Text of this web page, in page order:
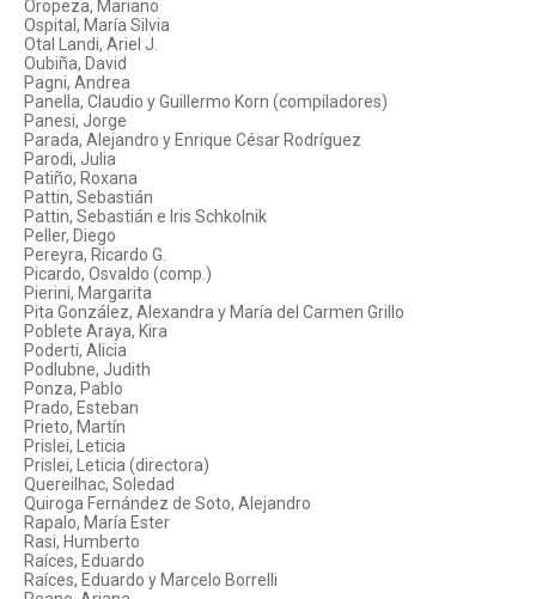
Oropeza, Mariano
Ospital, María Silvia
Otal Landi, Ariel J.
Oubiña, David
Pagni, Andrea
Panella, Claudio y Guillermo Korn (compiladores)
Panesi, Jorge
Parada, Alejandro y Enrique César Rodríguez
Parodi, Julia
Patiño, Roxana
Pattin, Sebastián
Pattin, Sebastián e Iris Schkolnik
Peller, Diego
Pereyra, Ricardo G.
Picardo, Osvaldo (comp.)
Pierini, Margarita
Pita González, Alexandra y María del Carmen Grillo
Poblete Araya, Kira
Poderti, Alicia
Podlubne, Judith
Ponza, Pablo
Prado, Esteban
Prieto, Martín
Prislei, Leticia
Prislei, Leticia (directora)
Quereilhac, Soledad
Quiroga Fernández de Soto, Alejandro
Rapalo, María Ester
Rasi, Humberto
Raíces, Eduardo
Raíces, Eduardo y Marcelo Borrelli